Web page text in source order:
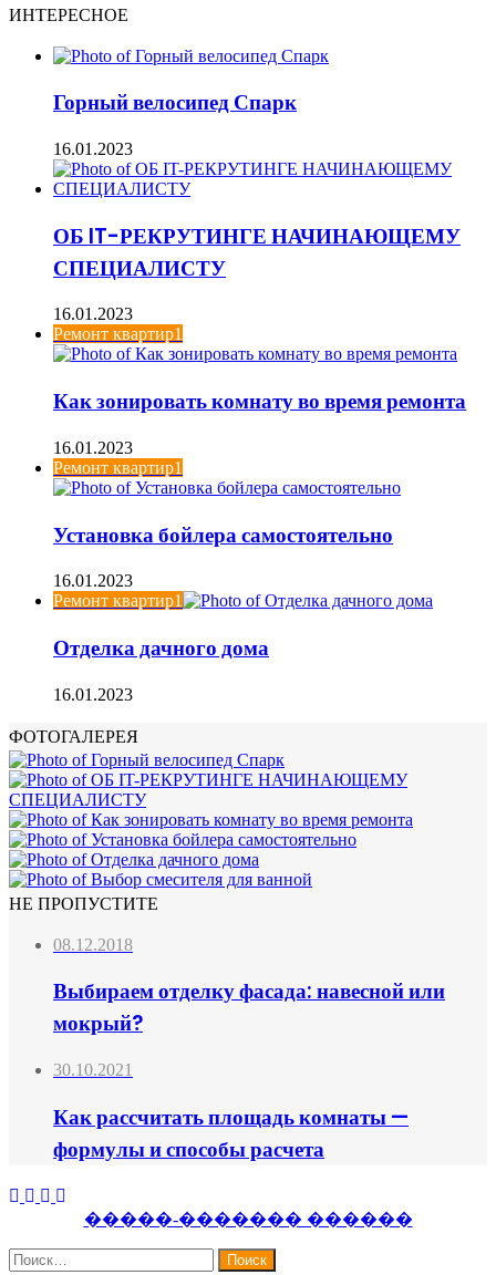
ИНТЕРЕСНОЕ
Горный велосипед Спарк
16.01.2023
ОБ IT-РЕКРУТИНГЕ НАЧИНАЮЩЕМУ
СПЕЦИАЛИСТУ
16.01.2023
Ремонт квартир1
Как зонировать комнату во время ремонта
16.01.2023
Ремонт квартир1
Установка бойлера самостоятельно
16.01.2023
Ремонт квартир1
Отделка дачного дома
16.01.2023
ФОТОГАЛЕРЕЯ
НЕ ПРОПУСТИТЕ
08.12.2018
Выбираем отделку фасада: навесной или
мокрый?
30.10.2021
Как рассчитать площадь комнаты —
формулы и способы расчета
Facebook
Twitter
WhatsApp
�����-������� ������
Найти: